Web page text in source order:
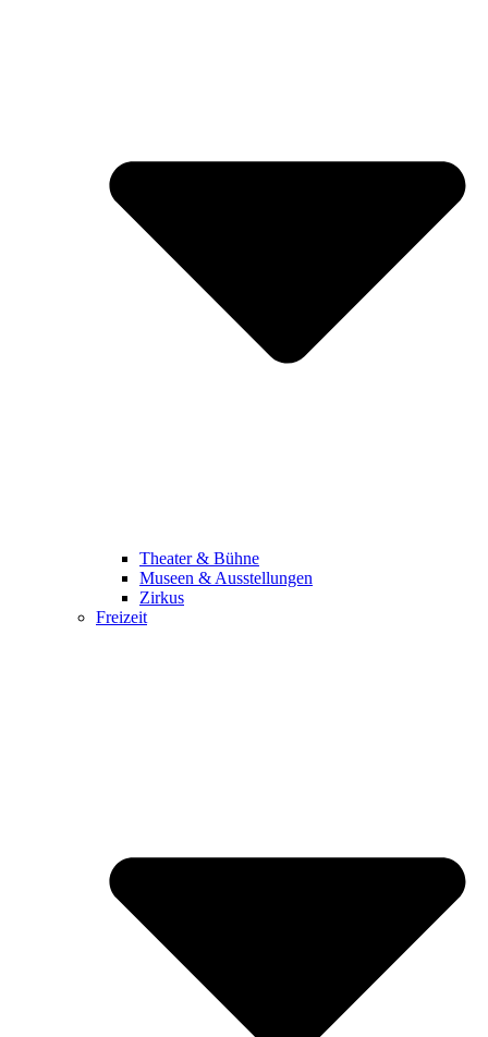
Theater & Bühne
Museen & Ausstellungen
Zirkus
Freizeit